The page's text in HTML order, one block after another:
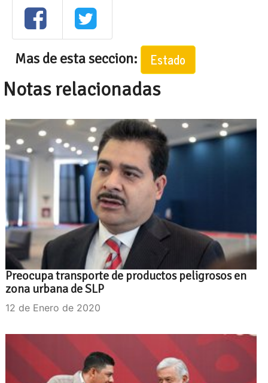
Mas de esta seccion: Estado
Notas relacionadas
Preocupa transporte de productos peligrosos en
zona urbana de SLP
12 de Enero de 2020